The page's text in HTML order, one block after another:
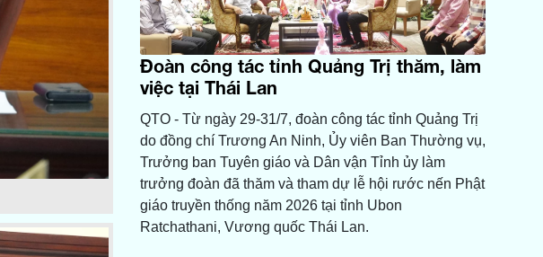
Đoàn công tác tỉnh Quảng Trị thăm, làm
việc tại Thái Lan
QTO - Từ ngày 29-31/7, đoàn công tác tỉnh Quảng Trị
do đồng chí Trương An Ninh, Ủy viên Ban Thường vụ,
Trưởng ban Tuyên giáo và Dân vận Tỉnh ủy làm
trưởng đoàn đã thăm và tham dự lễ hội rước nến Phật
giáo truyền thống năm 2026 tại tỉnh Ubon
Ratchathani, Vương quốc Thái Lan.